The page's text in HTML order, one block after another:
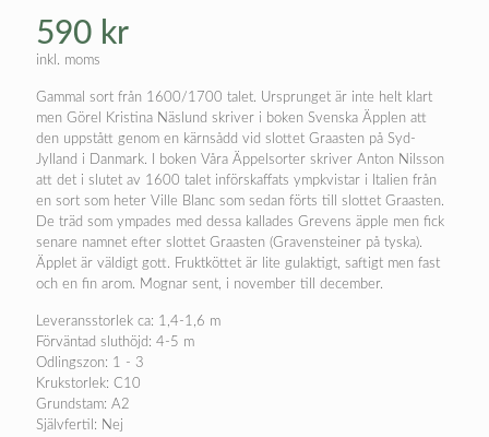
590 kr
inkl. moms
Gammal sort från 1600/1700 talet. Ursprunget är inte helt klart
men Görel Kristina Näslund skriver i boken Svenska Äpplen att
den uppstått genom en kärnsådd vid slottet Graasten på Syd-
Jylland i Danmark. I boken Våra Äppelsorter skriver Anton Nilsson
att det i slutet av 1600 talet införskaffats ympkvistar i Italien från
en sort som heter Ville Blanc som sedan förts till slottet Graasten.
De träd som ympades med dessa kallades Grevens äpple men fick
senare namnet efter slottet Graasten (Gravensteiner på tyska).
Äpplet är väldigt gott. Fruktköttet är lite gulaktigt, saftigt men fast
och en fin arom. Mognar sent, i november till december.
Leveransstorlek ca: 1,4-1,6 m
Förväntad sluthöjd: 4-5 m
Odlingszon: 1 - 3
Krukstorlek: C10
Grundstam: A2
Självfertil: Nej